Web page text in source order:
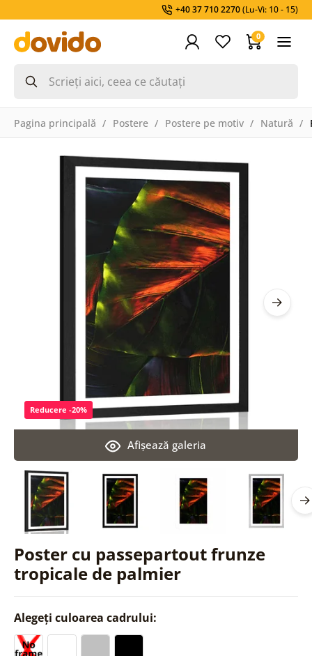
+40 37 710 2270(Lu-Vi: 10 - 15)
0
Pagina principală Postere Postere pe motiv Natură
Poster cu passepartout frunze
tropicale de palmier
Afişează galeria
Reducere -20%
Alegeți culoarea cadrului: